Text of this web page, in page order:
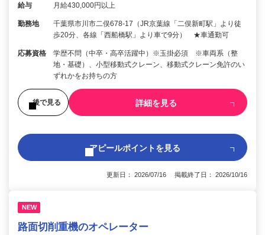
給与 月給430,000円以上
勤務地
千葉県市川市二俣678-17（JR京葉線「二俣新町駅」より徒
歩20分、各線「西船橋駅」より車で9分） ★車通勤可
応募資格
学歴不問（中卒・高卒活躍中）※玉掛必須 ※車両系（整
地・基礎）、小型移動式クレーン、移動式クレーン免許のい
ずれかをお持ちの方
後で見る 詳細を見る
アピールポイントを見る
更新日： 2026/07/16 掲載終了日： 2026/10/16
NEW
路面切削重機のオペレーター